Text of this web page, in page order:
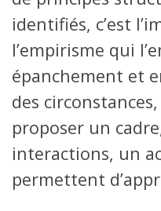
identifiés, c’est
l’empirisme qui
épanchement et
des
proposer un
interactions, un
permettent